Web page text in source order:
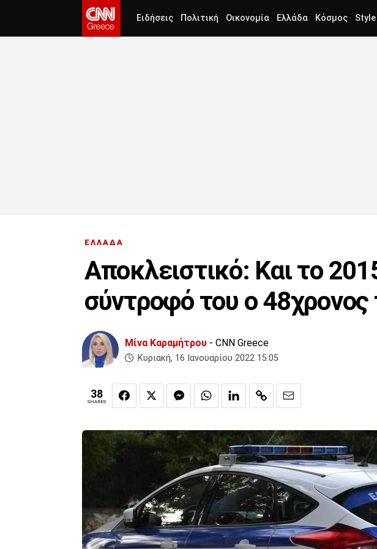
Ειδήσεις Πολιτική Οικονομία Ελλάδα Κόσμος Style
ΕΛΛΑΔΑ
Αποκλειστικό: Και το
σύντροφό του ο
Μίνα Καραμήτρου - CNN Greece
Κυριακή, 16 Ιανουαρίου 2022 15:05
38
SHARES